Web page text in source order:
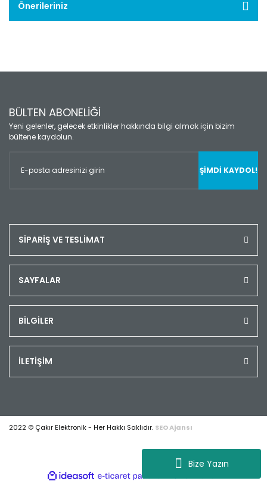
Bize Yazın
Önerileriniz
BÜLTEN ABONELİĞİ
Yeni gelenler, gelecek etkinlikler hakkında bilgi almak için bizim
bültene kaydolun.
ŞİMDİ KAYDOL!
SİPARİŞ VE TESLİMAT
SAYFALAR
BİLGİLER
İLETİŞİM
2022 © Çakır Elektronik - Her Hakkı Saklıdır. SEO Ajansı
ideasoft